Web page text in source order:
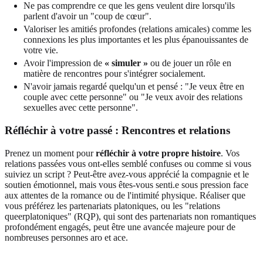
Ne pas comprendre ce que les gens veulent dire lorsqu'ils
parlent d'avoir un "coup de cœur".
Valoriser les amitiés profondes (relations amicales) comme les
connexions les plus importantes et les plus épanouissantes de
votre vie.
Avoir l'impression de « simuler » ou de jouer un rôle en
matière de rencontres pour s'intégrer socialement.
N'avoir jamais regardé quelqu'un et pensé : "Je veux être en
couple avec cette personne" ou "Je veux avoir des relations
sexuelles avec cette personne".
Réfléchir à votre passé : Rencontres et relations
Prenez un moment pourréfléchir à votre propre histoire. Vos
relations passées vous ont-elles semblé confuses ou comme si vous
suiviez un script ? Peut-être avez-vous apprécié la compagnie et le
soutien émotionnel, mais vous êtes-vous senti.e sous pression face
aux attentes de la romance ou de l'intimité physique. Réaliser que
vous préférez les partenariats platoniques, ou les "relations
queerplatoniques" (RQP), qui sont des partenariats non romantiques
profondément engagés, peut être une avancée majeure pour de
nombreuses personnes aro et ace.